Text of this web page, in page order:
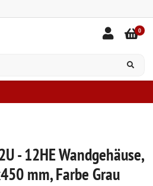
0
- 12HE Wandgehäuse,
mm, Farbe Grau